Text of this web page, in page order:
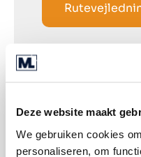
Deze website maakt
We gebruiken cookies
personaliseren, om